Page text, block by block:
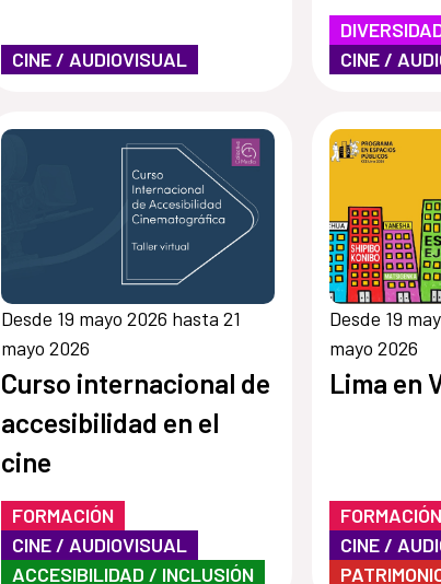
CINE / AUDIOVISUAL
CINE /
Desde 19 mayo 2026 hasta 21
mayo 2026
Curso internacional de
accesibilidad en el
cine
FORMACIÓN
CINE / AUDIOVISUAL
ACCESIBILIDAD / INCLUSIÓN
Desde 19
mayo 2026
Lima en
FORMACIÓN
CINE /